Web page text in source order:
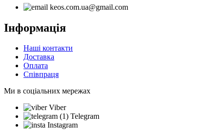
keos.com.ua@gmail.com
Інформація
Наші контакти
Доставка
Оплата
Співпраця
Ми в соціальних мережах
Viber
Telegram
Instagram